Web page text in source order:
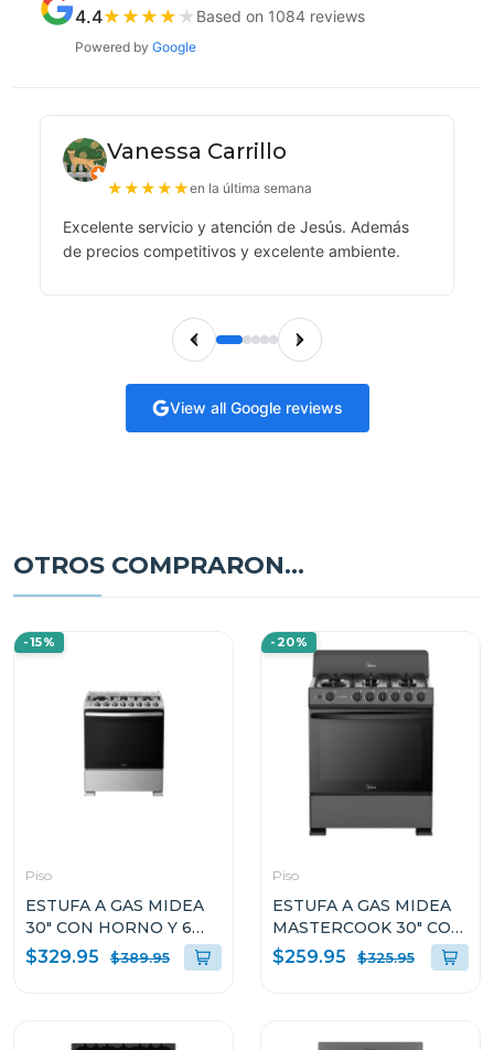
4.4★ ★ ★ ★ ★ Based on 1084 reviews
Powered by Google
Vanessa Carrillo
★★★★★en la última semana
Excelente servicio y atención de Jesús. Además
de precios competitivos y excelente ambiente.
View all Google reviews
OTROS COMPRARON...
-15%
Piso
ESTUFA A GAS MIDEA
30" CON HORNO Y 6
QUEMADORES
MGS30FS1LIFSSST
$329.95 $389.95
-20%
Piso
ESTUFA A GAS MIDEA
MASTERCOOK 30" CON
HORNO Y 6
QUEMADORES
$259.95 $325.95